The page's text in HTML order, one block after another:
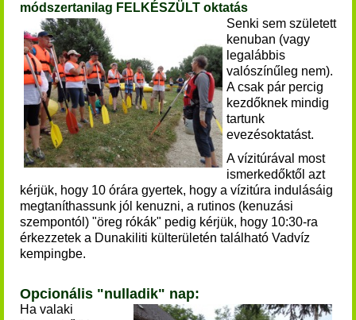
módszertanilag FELKÉSZÜLT oktatás
Senki sem született
kenuban (vagy
legalábbis
valószínűleg nem).
A csak pár percig
kezdőknek mindig
tartunk
evezésoktatást.
A vízitúrával most
ismerkedőktől azt
kérjük, hogy 10 órára gyertek, hogy a vízitúra indulásáig
megtaníthassunk jól kenuzni, a rutinos (kenuzási
szempontól) "öreg rókák" pedig kérjük, hogy 10:30-ra
érkezzetek a Dunakiliti külterületén található Vadvíz
kempingbe.
Opcionális "nulladik" nap:
Ha valaki